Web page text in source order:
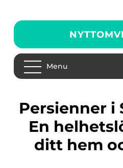
Menu
Persienner i Stockholm:
En
ditt hem